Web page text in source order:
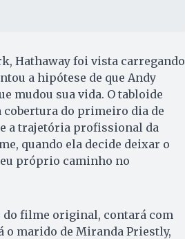
Hathaway foi vista carregando
a hipótese de que Andy
mudou sua vida. O tabloide
do primeiro dia de
a trajetória profissional da
quando ela decide deixar o
próprio caminho no
do filme original, contará com
o marido de Miranda Priestly,